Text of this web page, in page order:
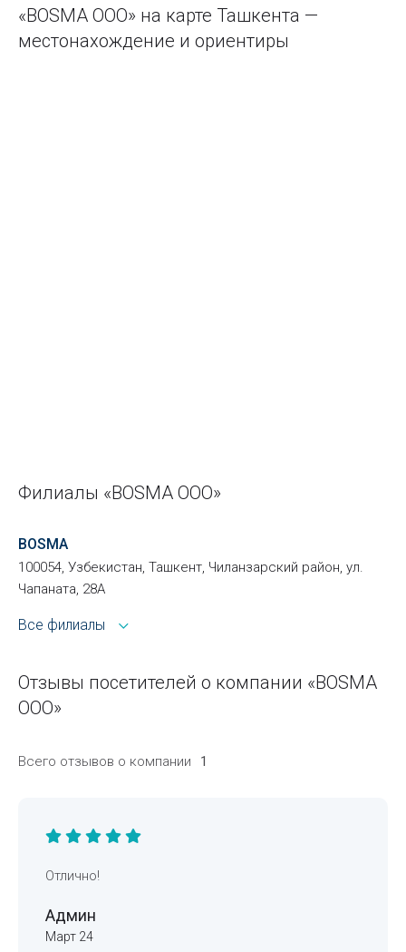
«BOSMA ООО» на карте Ташкента —
местонахождение и ориентиры
Филиалы «BOSMA ООО»
BOSMA
100054, Узбекистан, Ташкент, Чиланзарский район, ул.
Чапаната, 28А
Все филиалы
Отзывы посетителей о компании «BOSMA
ООО»
Всего отзывов о компании 1
Отлично!
Админ
Март 24